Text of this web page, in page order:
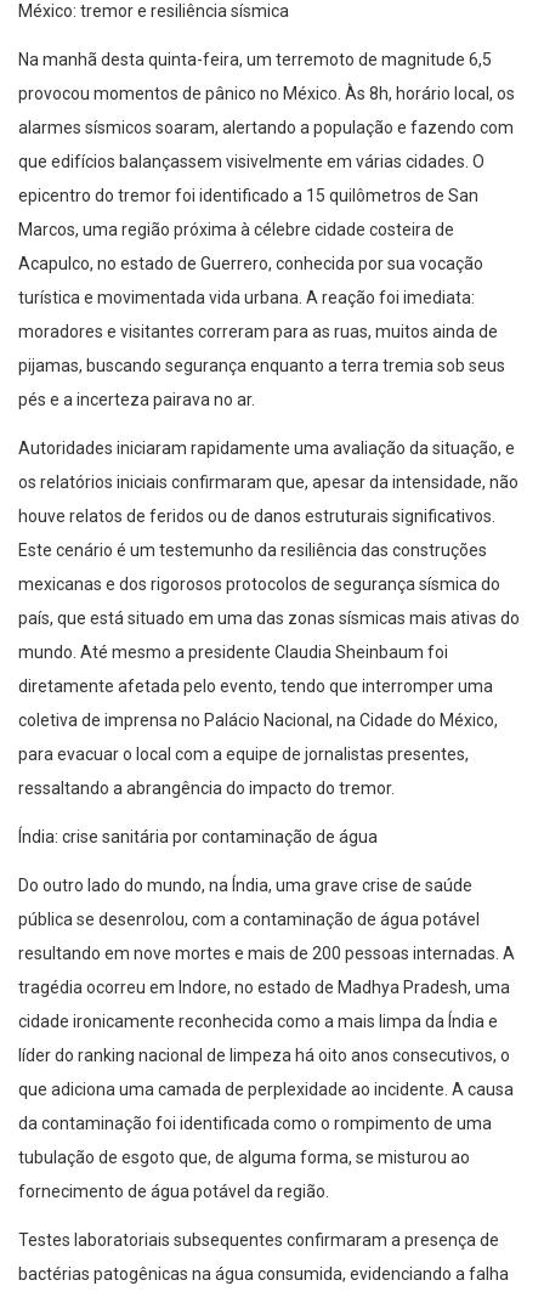
México: tremor e resiliência sísmica
Na manhã desta quinta-feira, um terremoto de magnitude 6,5
provocou momentos de pânico no México. Às 8h, horário local, os
alarmes sísmicos soaram, alertando a população e fazendo com
que edifícios balançassem visivelmente em várias cidades. O
epicentro do tremor foi identificado a 15 quilômetros de San
Marcos, uma região próxima à célebre cidade costeira de
Acapulco, no estado de Guerrero, conhecida por sua vocação
turística e movimentada vida urbana. A reação foi imediata:
moradores e visitantes correram para as ruas, muitos ainda de
pijamas, buscando segurança enquanto a terra tremia sob seus
pés e a incerteza pairava no ar.
Autoridades iniciaram rapidamente uma avaliação da situação, e
os relatórios iniciais confirmaram que, apesar da intensidade, não
houve relatos de feridos ou de danos estruturais significativos.
Este cenário é um testemunho da resiliência das construções
mexicanas e dos rigorosos protocolos de segurança sísmica do
país, que está situado em uma das zonas sísmicas mais ativas do
mundo. Até mesmo a presidente Claudia Sheinbaum foi
diretamente afetada pelo evento, tendo que interromper uma
coletiva de imprensa no Palácio Nacional, na Cidade do México,
para evacuar o local com a equipe de jornalistas presentes,
ressaltando a abrangência do impacto do tremor.
Índia: crise sanitária por contaminação de água
Do outro lado do mundo, na Índia, uma grave crise de saúde
pública se desenrolou, com a contaminação de água potável
resultando em nove mortes e mais de 200 pessoas internadas. A
tragédia ocorreu em Indore, no estado de Madhya Pradesh, uma
cidade ironicamente reconhecida como a mais limpa da Índia e
líder do ranking nacional de limpeza há oito anos consecutivos, o
que adiciona uma camada de perplexidade ao incidente. A causa
da contaminação foi identificada como o rompimento de uma
tubulação de esgoto que, de alguma forma, se misturou ao
fornecimento de água potável da região.
Testes laboratoriais subsequentes confirmaram a presença de
bactérias patogênicas na água consumida, evidenciando a falha